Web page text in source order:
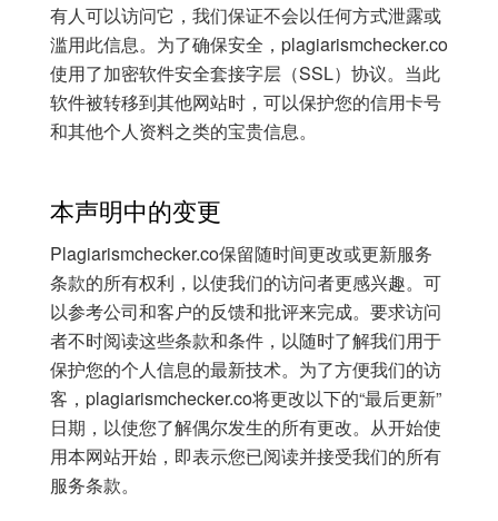
有人可以访问它，我们保证不会以任何方式泄露或
滥用此信息。为了确保安全，plagiarismchecker.co
使用了加密软件安全套接字层（SSL）协议。当此
软件被转移到其他网站时，可以保护您的信用卡号
和其他个人资料之类的宝贵信息。
本声明中的变更
Plagiarismchecker.co保留随时间更改或更新服务
条款的所有权利，以使我们的访问者更感兴趣。可
以参考公司和客户的反馈和批评来完成。要求访问
者不时阅读这些条款和条件，以随时了解我们用于
保护您的个人信息的最新技术。为了方便我们的访
客，plagiarismchecker.co将更改以下的“最后更新”
日期，以使您了解偶尔发生的所有更改。从开始使
用本网站开始，即表示您已阅读并接受我们的所有
服务条款。